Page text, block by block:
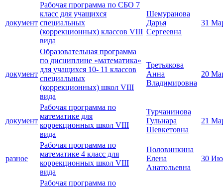
документ
Рабочая программа по СБО 7
класс для учащихся
специальных
(коррекционных) классов VIII
вида
Шемуранова
Дарья
Сергеевна
31
документ
Образовательная программа
по дисциплине «математика»
для учащихся 10- 11 классов
специальных
(коррекционных) школ VIII
вида
Третьякова
Анна
Владимировна
20
документ
Рабочая программа по
математике для
коррекционных школ VIII
вида
Турчанинова
Гульнара
Шевкетовна
21
разное
Рабочая программа по
математике 4 класс для
коррекционных школ VIII
вида
Половинкина
Елена
Анатольевна
30
Рабочая программа по